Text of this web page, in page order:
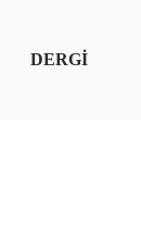
DERGİ